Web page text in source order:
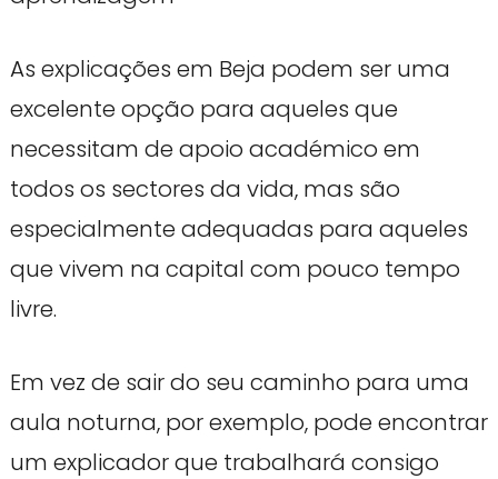
As explicações em Beja podem ser uma
excelente opção para aqueles que
necessitam de apoio académico em
todos os sectores da vida, mas são
especialmente adequadas para aqueles
que vivem na capital com pouco tempo
livre.
Em vez de sair do seu caminho para uma
aula noturna, por exemplo, pode encontrar
um explicador que trabalhará consigo